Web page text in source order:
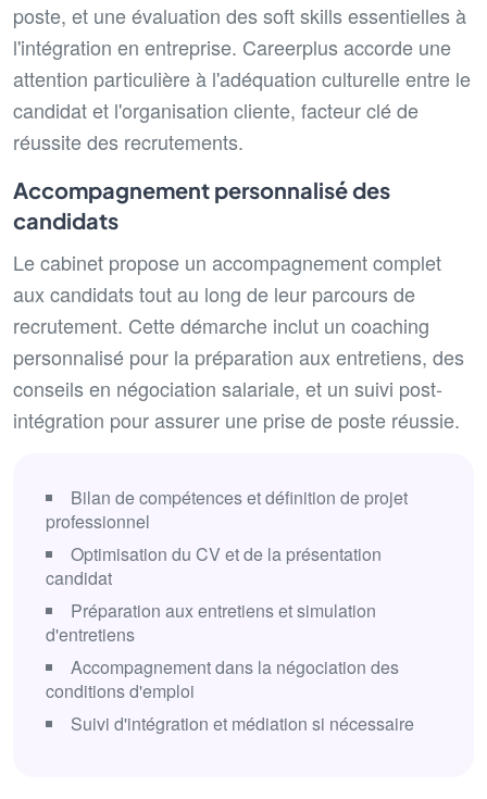
poste, et une évaluation des soft skills essentielles à
l'intégration en entreprise. Careerplus accorde une
attention particulière à l'adéquation culturelle entre le
candidat et l'organisation cliente, facteur clé de
réussite des recrutements.
Accompagnement personnalisé des
candidats
Le cabinet propose un accompagnement complet
aux candidats tout au long de leur parcours de
recrutement. Cette démarche inclut un coaching
personnalisé pour la préparation aux entretiens, des
conseils en négociation salariale, et un suivi post-
intégration pour assurer une prise de poste réussie.
Bilan de compétences et définition de projet
professionnel
Optimisation du CV et de la présentation
candidat
Préparation aux entretiens et simulation
d'entretiens
Accompagnement dans la négociation des
conditions d'emploi
Suivi d'intégration et médiation si nécessaire